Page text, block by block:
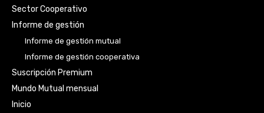
Sector Cooperativo
Informe de gestión
Informe de gestión mutual
Informe de gestión cooperativa
Suscripción Premium
Mundo Mutual mensual
Inicio